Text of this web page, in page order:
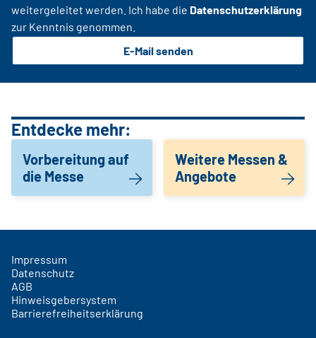
weitergeleitet werden. Ich habe die Datenschutzerklärung
zur Kenntnis genommen.
E-Mail senden
Entdecke mehr:
Vorbereitung auf
die Messe
Weitere Messen &
Angebote
Impressum
Datenschutz
AGB
Hinweisgebersystem
Barrierefreiheitserklärung